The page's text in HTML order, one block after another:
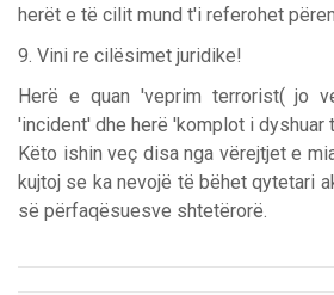
herët e të cilit mund t'i referohet
9. Vini re cilësimet juridike!
Herë e quan 'veprim terrorist( jo
'incident' dhe herë 'komplot i dyshuar
Këto ishin veç disa nga vërejtjet e
kujtoj se ka nevojë të bëhet qytetari
së përfaqësuesve shtetërorë.